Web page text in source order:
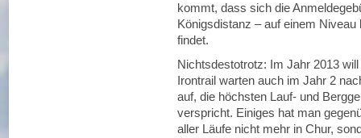
kommt, dass sich die
Königsdistanz – auf einem
findet.
Nichtsdestotrotz: Im Jahr 2013
Irontrail warten auch im Jahr 2
auf, die höchsten Lauf- und
verspricht. Einiges hat man
aller Läufe nicht mehr in Chur,